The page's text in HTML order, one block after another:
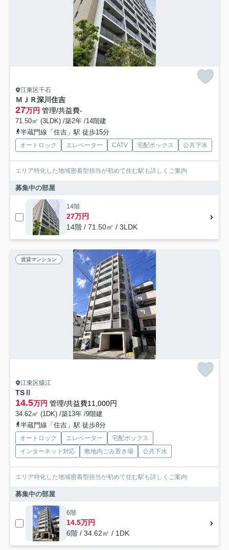
江東区千石
ＭＪＲ深川住吉
27万円 管理/共益費-
71.50㎡ (3LDK) /築2年 /14階建
半蔵門線「住吉」駅 徒歩15分
オートロック エレベーター CATV 宅配ボックス 公共下水
エリア特化した地域密着型担当が初めて住む駅も詳しくご案内
募集中の部屋
14階
27万円
14階 / 71.50㎡ / 3LDK
賃貸マンション
江東区猿江
TSⅡ
14.5万円 管理/共益費11,000円
34.62㎡ (1DK) /築13年 /9階建
半蔵門線「住吉」駅 徒歩8分
オートロック エレベーター
宅配ボックス
インターネット対応
敷地内ごみ置き場 公共下水
エリア特化した地域密着型担当が初めて住む駅も詳しくご案内
募集中の部屋
6階
14.5万円
6階 / 34.62㎡ / 1DK